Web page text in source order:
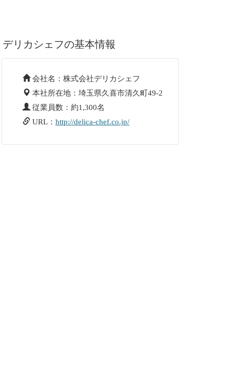
デリカシェフの基本情報
会社名：株式会社デリカシェフ
本社所在地：埼玉県久喜市清久町49-2
従業員数：約1,300名
URL： http://delica-chef.co.jp/